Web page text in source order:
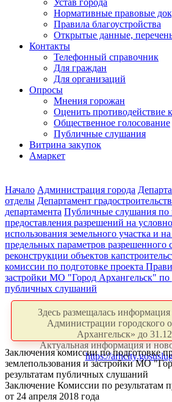
Устав города
Нормативные правовые
Правила благоустройства
Открытые данные,
Контакты
Телефонный справочник
Для граждан
Для организаций
Опросы
Мнения горожан
Оценить противодействие
Общественное голосование
Публичные слушания
Витрина закупок
Амаркет
Начало Администрация города
отделы Департамент
департамента Публичные слушания по
предоставления разрешений на
использования земельного участка и
предельных параметров разрешенного
реконструкции объектов
комиссии по подготовке проекта
застройки МО "Город Архангельск" по
публичных слушаний
Здесь размещалась информация
Администрации городского
Архангельск» до
Актуальная информация и
https://
Заключения комиссии по подготовке
землепользования и застройки МО
результатам публичных слушаний
Заключение Комиссии по результатам
от 24 апреля 2018 года